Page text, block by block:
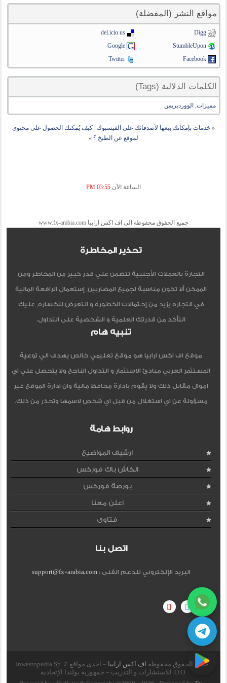
مواقع النشر (المفضلة)
Digg
del.icio.us
StumbleUpon
Google
Facebook
Twitter
الكلمات الدلالية (Tags)
مميزات, الووردبريس
« خدمات بإمكانك بيعها لأصدقائك على الفيسبوك كيف يُمكنك الحصول على محتوى
لموقع عن الطبخ ؟ »
الساعة الآن 03:55 PM
جميع الحقوق محفوظة الى اف اكس ارابيا www.fx-arabia.com
تحذير المخاطرة
التجارة بالعملات الأجنبية تتضمن علي قدر كبير من المخاطر ومن
الممكن ألا تكون مناسبة لجميع المضاربين, إستعمال الرافعة المالية
في التجاره يزيد من إحتمالات الخطورة و التعرض للخساره, عليك
التأكد من قدرتك العلمية و الشخصية على التداول.
تنبيه هام
موقع اف اكس ارابيا هو موقع تعليمي خالص يهدف الي توعية
المستثمر العربي مبادئ الاستثمار و التداول الناجح ولا يتحصل علي اي
اموال مقابل ذلك ولا يقوم بادارة محافظ مالية وان ادارة الموقع غير
مسؤولة عن اي استغلال من قبل اي شخص لاسمها وتحذر من ذلك.
روابط هامة
ارشيف المواضيع
الكاش باك فوركس
بورصة فوركس
اعلن معنا
فتاوى
اتصل بنا
البريد الإلكتروني للدعم الفنى :support@fx-arabia.com
جميع الحقوق محفوظة اف اكس ارابيا
– احدى مواقع Inwestopedia Sp. Z
O.O. للاستشارات و التدريب – جمهورية بولندا الإتحادية.